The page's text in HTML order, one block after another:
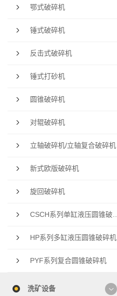
鄂式破碎机
锤式破碎机
反击式破碎机
锤式打砂机
圆锥破碎机
对辊破碎机
立轴破碎机/立轴复合破碎机
新式欧版破碎机
旋回破碎机
HP系列多缸液压圆锥破碎机
PYF系列复合圆锥破碎机
洗矿设备